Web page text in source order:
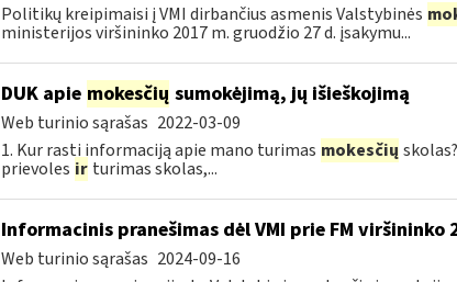
Politikų kreipimaisi į VMI dirbančius asmenis Valstybinės
ministerijos viršininko 2017 m. gruodžio 27 d. įsakymu...
DUK apie mokesčių sumokėjimą, jų išieškojimą
Web turinio sąrašas 2022-03-09
1. Kur rasti informaciją apie mano turimas mokesčių
prievoles ir turimas skolas,...
Informacinis pranešimas dėl VMI prie FM viršininko
Web turinio sąrašas 2024-09-16